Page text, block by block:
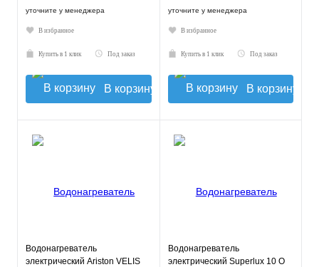
уточните у менеджера
В избранное
Купить в 1 клик Под заказ
В корзину
уточните у менеджера
В избранное
Купить в 1 клик Под заказ
В корзину
Водонагреватель
электрический Ariston VELIS
Водонагреватель
электрический Superlux 10 O